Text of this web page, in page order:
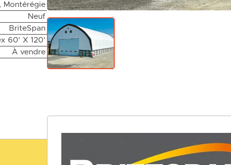
Montérégie
Neuf
BriteSpan
60' X 120'
À vendre